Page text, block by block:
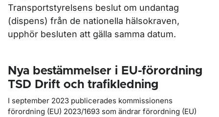
Transportstyrelsens beslut om undantag
(dispens) från de nationella hälsokraven,
upphör besluten att gälla samma datum.
Nya bestämmelser i EU-förordning
TSD Drift och trafikledning
I september 2023 publicerades kommissionens
förordning (EU) 2023/1693 som ändrar förordning (EU)